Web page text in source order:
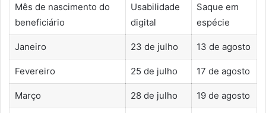
Mês de nascimento do
beneficiário
Usabilidade
digital
Saque em
espécie
Janeiro 23 de julho 13 de agosto
Fevereiro 25 de julho 17 de agosto
Março 28 de julho 19 de agosto